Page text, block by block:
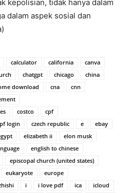
kepolisian, tidak hanya dalam
dalam aspek sosial dan
calculator california
canva
chatgpt chicago
china
download cna
cnn
costco
cpf
login czech republic e
ebay
elizabeth ii
elon musk
english to chinese
episcopal church (united states)
eukaryote
europe
i i love pdf ica
icloud